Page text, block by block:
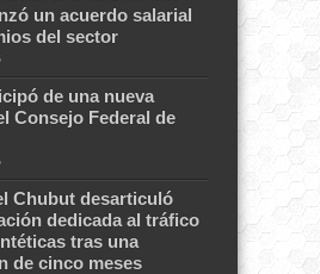
un acuerdo salarial
del sector
de una nueva
Consejo Federal de
Chubut desarticuló
dedicada al tráfico
tras una
de cinco meses